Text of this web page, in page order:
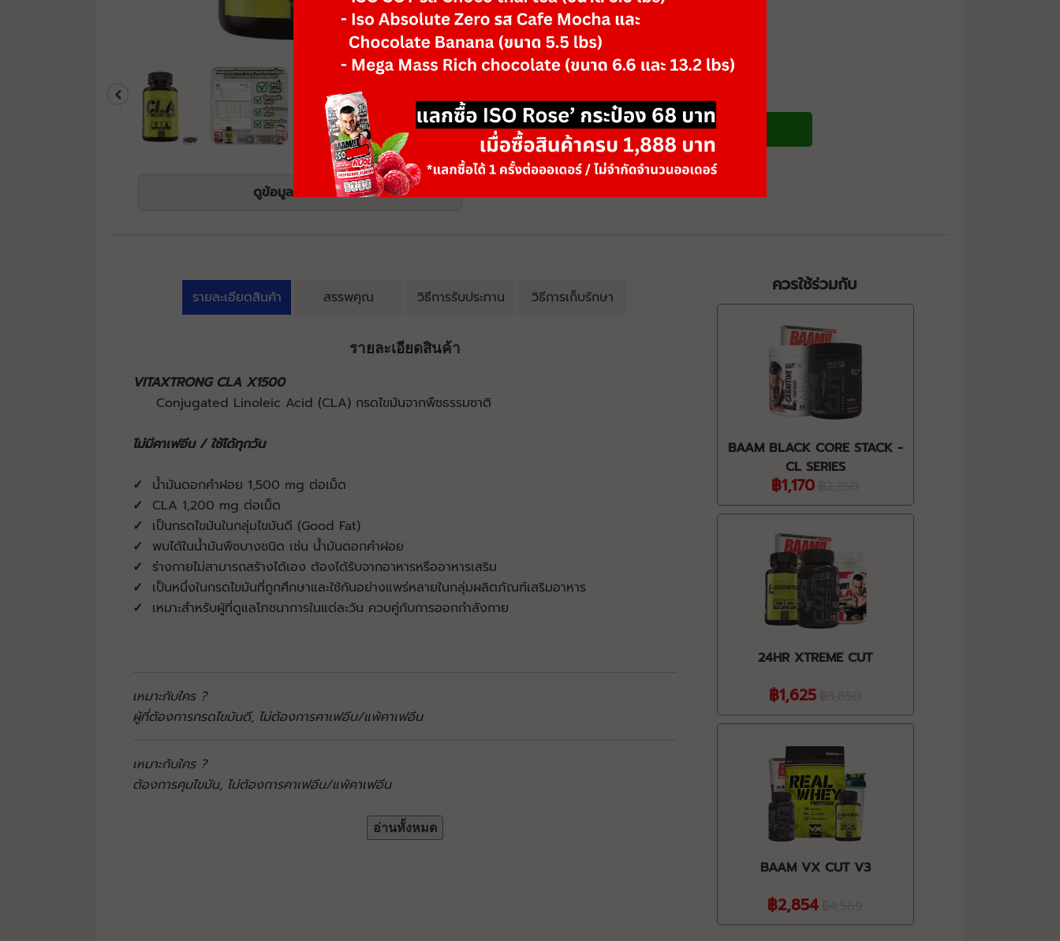
ดูข้อมูลโภชนาการ
จำนวน
เพิ่มลงตะกร้า ซื้อสินค้า
รายละเอียดสินค้า สรรพคุณ วิธีการรับประทาน วิธีการเก็บรักษา
รายละเอียดสินค้า
VITAXTRONG CLA X1500
Conjugated Linoleic Acid (CLA) กรดไขมันจากพืชธรรมชาติ
ไม่มีคาเฟอีน / ใช้ได้ทุกวัน
✓
น้ำมันดอกคำฝอย 1,500 mg ต่อเม็ด
✓
CLA 1,200 mg ต่อเม็ด
✓
เป็นกรดไขมันในกลุ่มไขมันดี (Good Fat)
✓ พบได้ในน้ำมันพืชบางชนิด เช่น น้ำมันดอกคำฝอย
✓
ร่างกายไม่สามารถสร้างได้เอง ต้องได้รับจากอาหารหรืออาหารเสริม
✓
เป็นหนึ่งในกรดไขมันที่ถูกศึกษาและใช้กันอย่างแพร่หลายในกลุ่มผลิตภัณฑ์เสริมอาหาร
✓
เหมาะสำหรับผู้ที่ดูแลโภชนาการในแต่ละวัน ควบคู่กับการออกกำลังกาย
เหมาะกับใคร ?
ผู้ที่ต้องการกรดไขมันดี, ไม่ต้องการคาเฟอีน/แพ้คาเฟอีน
เหมาะกับใคร ?
ต้องการคุมไขมัน, ไม่ต้องการคาเฟอีน/แพ้คาเฟอีน
อ่านทั้งหมด
ควรใช้ร่วมกับ
BAAM BLACK CORE STACK -
CL SERIES
฿1,170
24HR XTREME CUT
฿1,625
BAAM VX CUT V3
฿2,854